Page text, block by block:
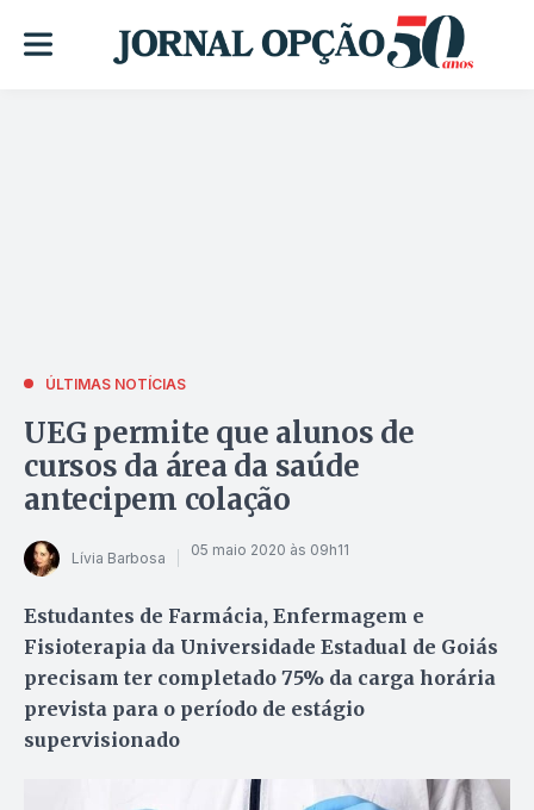
ÚLTIMAS NOTÍCIAS
UEG permite que alunos de
cursos da área da saúde
antecipem colação
Lívia Barbosa 05 maio 2020 às 09h11
Estudantes de Farmácia, Enfermagem e
Fisioterapia da Universidade Estadual de Goiás
precisam ter completado 75% da carga horária
prevista para o período de estágio
supervisionado